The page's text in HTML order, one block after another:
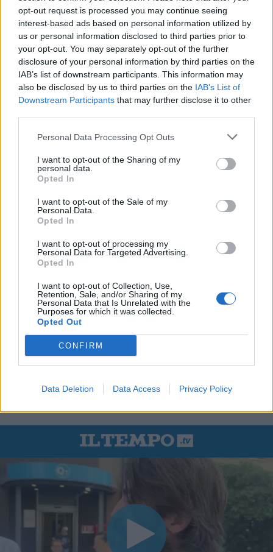
opt-out request is processed you may continue seeing
interest-based ads based on personal information utilized by
us or personal information disclosed to third parties prior to
your opt-out. You may separately opt-out of the further
disclosure of your personal information by third parties on the
IAB’s list of downstream participants. This information may
also be disclosed by us to third parties on the IAB’s List of
Downstream Participants that may further disclose it to other
Personal Data Processing Opt Outs
I want to opt-out of the Sharing of my
personal data.
Opted In
I want to opt-out of the Sale of my
Personal Data.
Opted In
I want to opt-out of processing my
Personal Data for Targeted Advertising.
Opted In
I want to opt-out of Collection, Use,
Retention, Sale, and/or Sharing of my
Personal Data that Is Unrelated with the
Purposes for which it was collected.
Opted Out
CONFIRM
Data Deletion Data Access Privacy Policy